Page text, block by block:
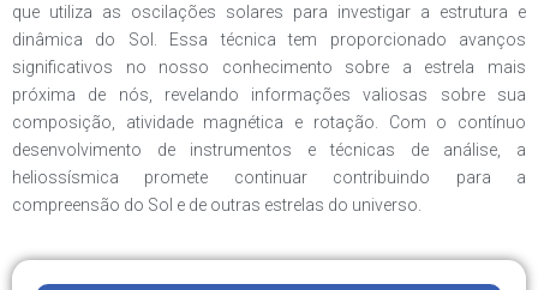
que utiliza as oscilações solares para investigar a estrutura e
dinâmica do Sol. Essa técnica tem proporcionado avanços
significativos no nosso conhecimento sobre a estrela mais
próxima de nós, revelando informações valiosas sobre sua
composição, atividade magnética e rotação. Com o contínuo
desenvolvimento de instrumentos e técnicas de análise, a
heliossísmica promete continuar contribuindo para a
compreensão do Sol e de outras estrelas do universo.